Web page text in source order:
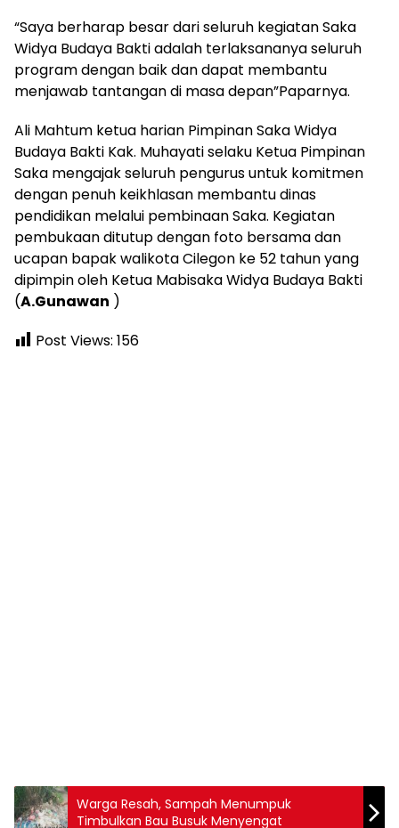
“Saya berharap besar dari seluruh kegiatan Saka
Widya Budaya Bakti adalah terlaksananya seluruh
program dengan baik dan dapat membantu
menjawab tantangan di masa depan”Paparnya.
Ali Mahtum ketua harian Pimpinan Saka Widya
Budaya Bakti Kak. Muhayati selaku Ketua Pimpinan
Saka mengajak seluruh pengurus untuk komitmen
dengan penuh keikhlasan membantu dinas
pendidikan melalui pembinaan Saka. Kegiatan
pembukaan ditutup dengan foto bersama dan
ucapan bapak walikota Cilegon ke 52 tahun yang
dipimpin oleh Ketua Mabisaka Widya Budaya Bakti
(A.Gunawan )
Post Views: 156
Warga Resah, Sampah Menumpuk
Timbulkan Bau Busuk Menyengat